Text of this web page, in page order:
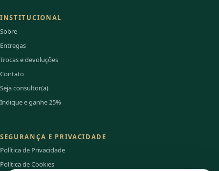
INSTITUCIONAL
Sobre
Entregas
Trocas e devoluções
Contato
Seja consultor(a)
Indique e ganhe 25%
SEGURANÇA E PRIVACIDADE
Política de Privacidade
Política de Cookies